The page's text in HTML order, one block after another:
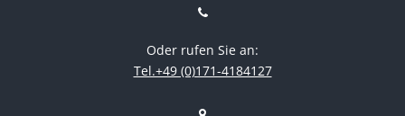
Oder rufen Sie an:
Tel.+49 (0)171-4184127